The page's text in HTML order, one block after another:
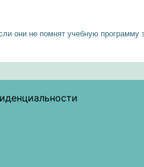
они не помнят учебную программу